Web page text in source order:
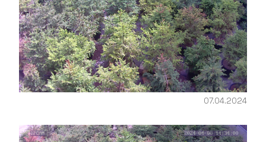
07.04.2024